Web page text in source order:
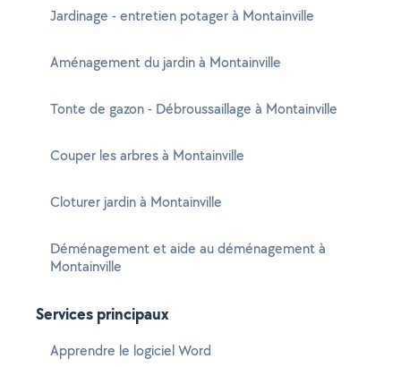
Jardinage - entretien potager à Montainville
Aménagement du jardin à Montainville
Tonte de gazon - Débroussaillage à Montainville
Couper les arbres à Montainville
Cloturer jardin à Montainville
Déménagement et aide au déménagement à
Montainville
Services principaux
Apprendre le logiciel Word